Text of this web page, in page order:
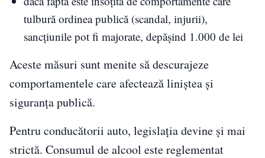
tulbură ordinea publică (scandal, injurii),
sancțiunile pot fi majorate, depășind 1.000 de lei
Aceste măsuri sunt menite să descurajeze
comportamentele care afectează liniștea și
siguranța publică.
Pentru conducătorii auto, legislația devine și mai
strictă. Consumul de alcool este reglementat